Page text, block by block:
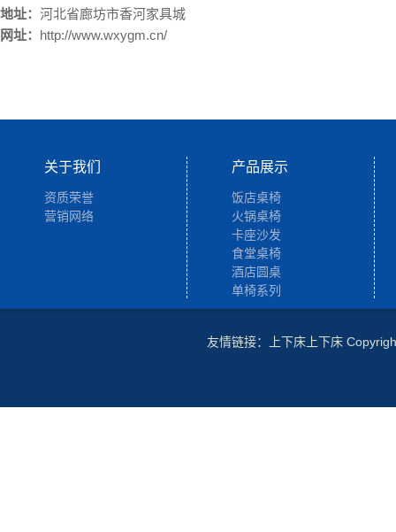
地址： 河北省廊坊市香河家具城
网址： http://www.wxygm.cn/
关于我们
资质荣誉
营销网络
产品展示
饭店桌椅
火锅桌椅
卡座沙发
食堂桌椅
酒店圆桌
单椅系列
友情链接： 上下床上下床